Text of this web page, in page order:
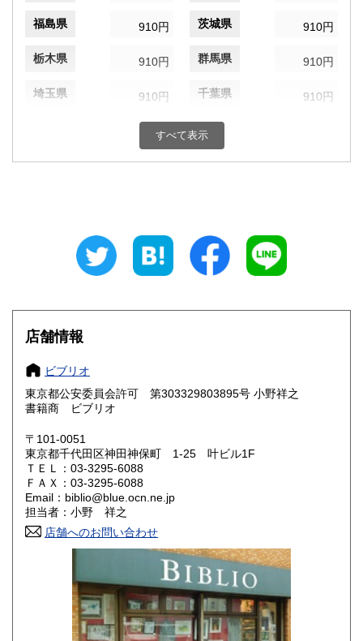
福島県 910円 茨城県 910円
栃木県 910円 群馬県 910円
埼玉県 910円 千葉県 910円
910円 神奈川県
新潟県 910円 富山県 910円
910円 長野県
静岡県
滋賀県
大阪府
奈良県
鳥取県 1,180円
岡山県 1,180円
山口県
1,300円 愛媛県
1,300円 福岡県
1,440円 長崎県
すべて表示
店舗情報
ビブリオ
東京都公安委員会許可 第303329803895号 小野祥之
書籍商 ビブリオ
〒101-0051
東京都千代田区神田神保町 1-25 叶ビル1F
ＴＥＬ：03-3295-6088
ＦＡＸ：03-3295-6088
Email：biblio@blue.ocn.ne.jp
担当者：小野 祥之
店舗へのお問い合わせ